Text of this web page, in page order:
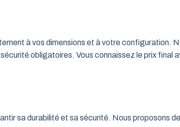
à vos dimensions et à votre configuration.
obligatoires. Vous connaissez le prix final
sa durabilité et sa sécurité. Nous proposons